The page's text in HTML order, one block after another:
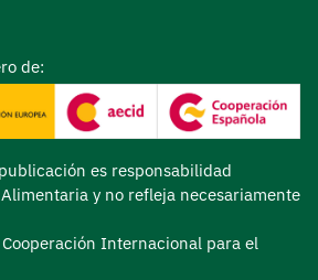
de:
es responsabilidad
y no refleja necesariamente
Internacional para el